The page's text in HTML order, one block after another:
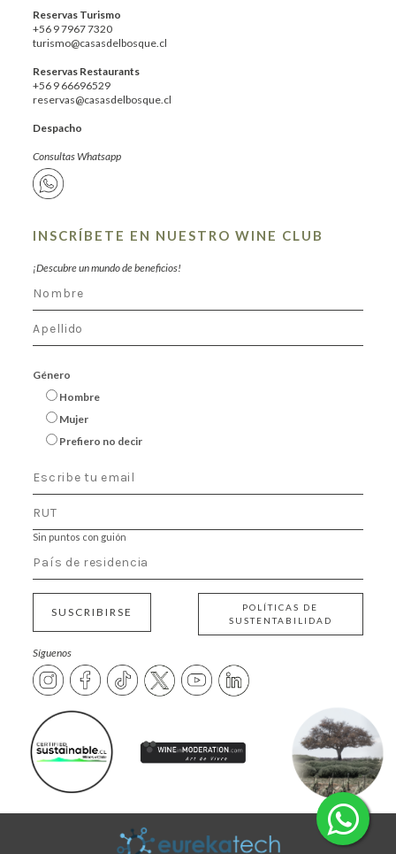
Reservas Turismo
+56 9 7967 7320
turismo@casasdelbosque.cl
Reservas Restaurants
+56 9 66696529
reservas@casasdelbosque.cl
Despacho
Consultas Whatsapp
INSCRÍBETE EN NUESTRO WINE CLUB
¡Descubre un mundo de beneficios!
Género
Hombre
Mujer
Prefiero no decir
Sin puntos con guión
SUSCRIBIRSE
POLÍTICAS DE
SUSTENTABILIDAD
Síguenos